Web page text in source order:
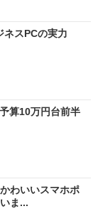
ネスPCの実力
算10万円台前半
わいいスマホポ
ま...